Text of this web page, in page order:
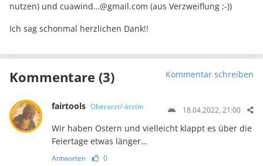
nutzen) und cuawind…@gmail.com (aus Verzweiflung ;-))
Ich sag schonmal herzlichen Dank!!
Kommentare (3) Kommentar schreiben
fairtools Oberarzt/-ärztin 18.04.2022, 21:00
Wir haben Ostern und vielleicht klappt es über die
Feiertage etwas länger…
Antworten 0